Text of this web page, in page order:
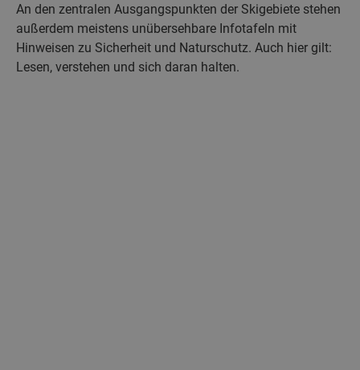
An den zentralen Ausgangspunkten der Skigebiete stehen
außerdem meistens unübersehbare Infotafeln mit
Hinweisen zu Sicherheit und Naturschutz. Auch hier gilt:
Lesen, verstehen und sich daran halten.